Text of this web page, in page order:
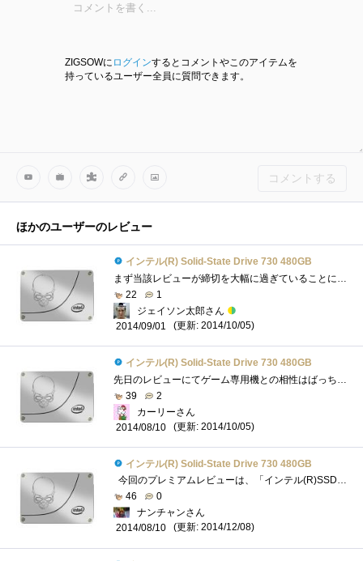
ZIGSOWに ログインするとコメントやこのアイテムを
持っているユーザー全員に質問できます。
コメントする
ほかのユーザーのレビュー
インテル(R) Solid-State Drive 730 480GB
まず当該レビューが締切を大幅に過ぎていることについてお詫び申し上げます。身内に不幸があり、様々な対応に追われていたのと、一段落つい�...
22
1
ジェイソン太郎さん
2014/09/01
(更新: 2014/10/05)
インテル(R) Solid-State Drive 730 480GB
先日のレビューにてゲーム専用機との相性はばっちりだったインテル(R)Solid-StateDrive730480GB。 今回は2台用意してPC上でRAID0環境を構築、NCsoftの運営�...
39
2
カーリーさん
2014/08/10
(更新: 2014/10/05)
インテル(R) Solid-State Drive 730 480GB
今回のプレミアムレビューは、「インテル(R)SSD730+〇〇で、ブレイドアンドソウルを圧倒的に攻略するんだ！」をお送りします。ブレイドアンド...
46
0
ナンチャンさん
2014/08/10
(更新: 2014/12/08)